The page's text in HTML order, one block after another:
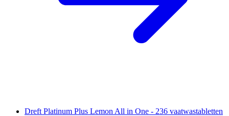
Dreft Platinum Plus Lemon All in One - 236 vaatwastabletten